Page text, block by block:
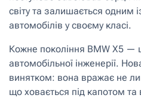
світу та залишається одним
автомобілів у своєму класі.
Кожне покоління BMW X5 —
автомобільної інженерії.
винятком: вона вражає не
що ховається під капотом та